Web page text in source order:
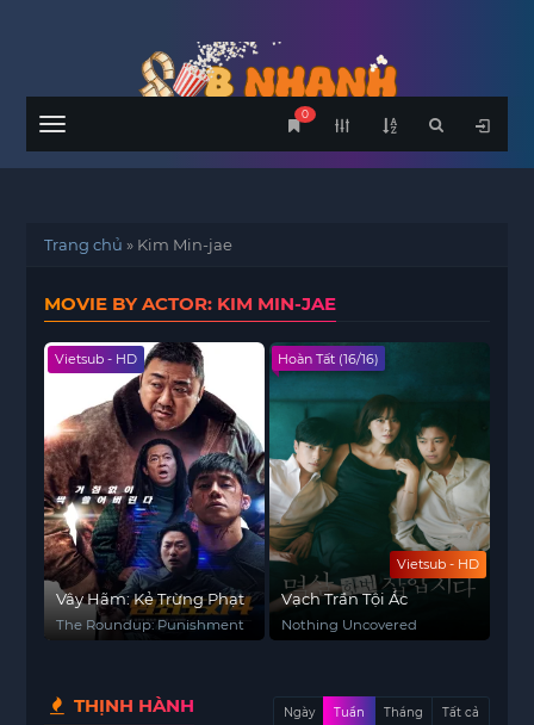
Menu
0
Trang chủ » Kim Min-jae
MOVIE BY ACTOR: KIM MIN-JAE
Vietsub - HD
Vây Hãm: Kẻ Trừng Phạt
The Roundup: Punishment
Vietsub - HD
Hoàn Tất (16/16)
Vạch Trần Tội Ác
Nothing Uncovered
THỊNH HÀNH Ngày Tuần Tháng Tất cả